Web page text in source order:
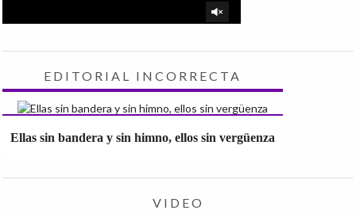
EDITORIAL INCORRECTA
Ellas sin bandera y sin himno, ellos sin vergüenza
VIDEO